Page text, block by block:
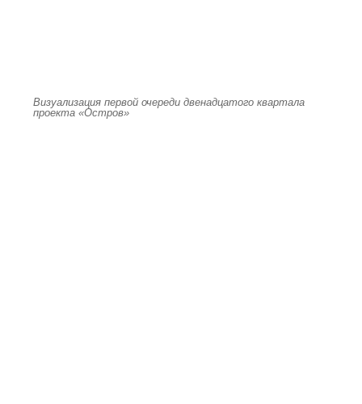
Визуализация первой очереди двенадцатого квартала
проекта «Остров»